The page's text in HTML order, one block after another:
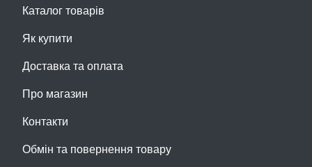
Каталог товарів
Як купити
Доставка та оплата
Про магазин
Контакти
Обмін та повернення товару